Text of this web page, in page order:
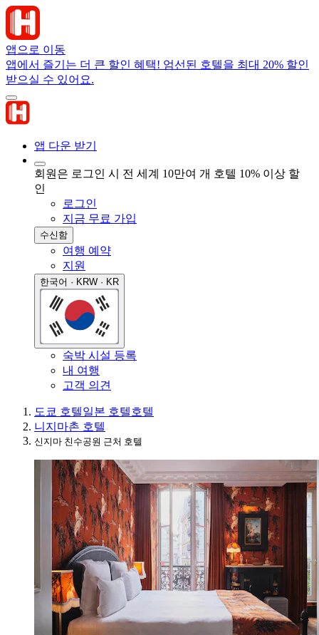
앱으로 이동
앱에서 즐기는 더 큰 할인 혜택! 엄선된 호텔을 최대 20% 할인
받으실 수 있어요.
앱 다운 받기
회원은 로그인 시 전 세계 10만여 개 호텔 10% 이상 할
인
로그인
지금 무료 가입
수신함
여행 예약
지원
한국어 · KRW · KR
숙박 시설 등록
내 여행
고객 의견
도쿄 호텔일본 호텔호텔
니지마촌 호텔
신지마 친수공원 근처 호텔